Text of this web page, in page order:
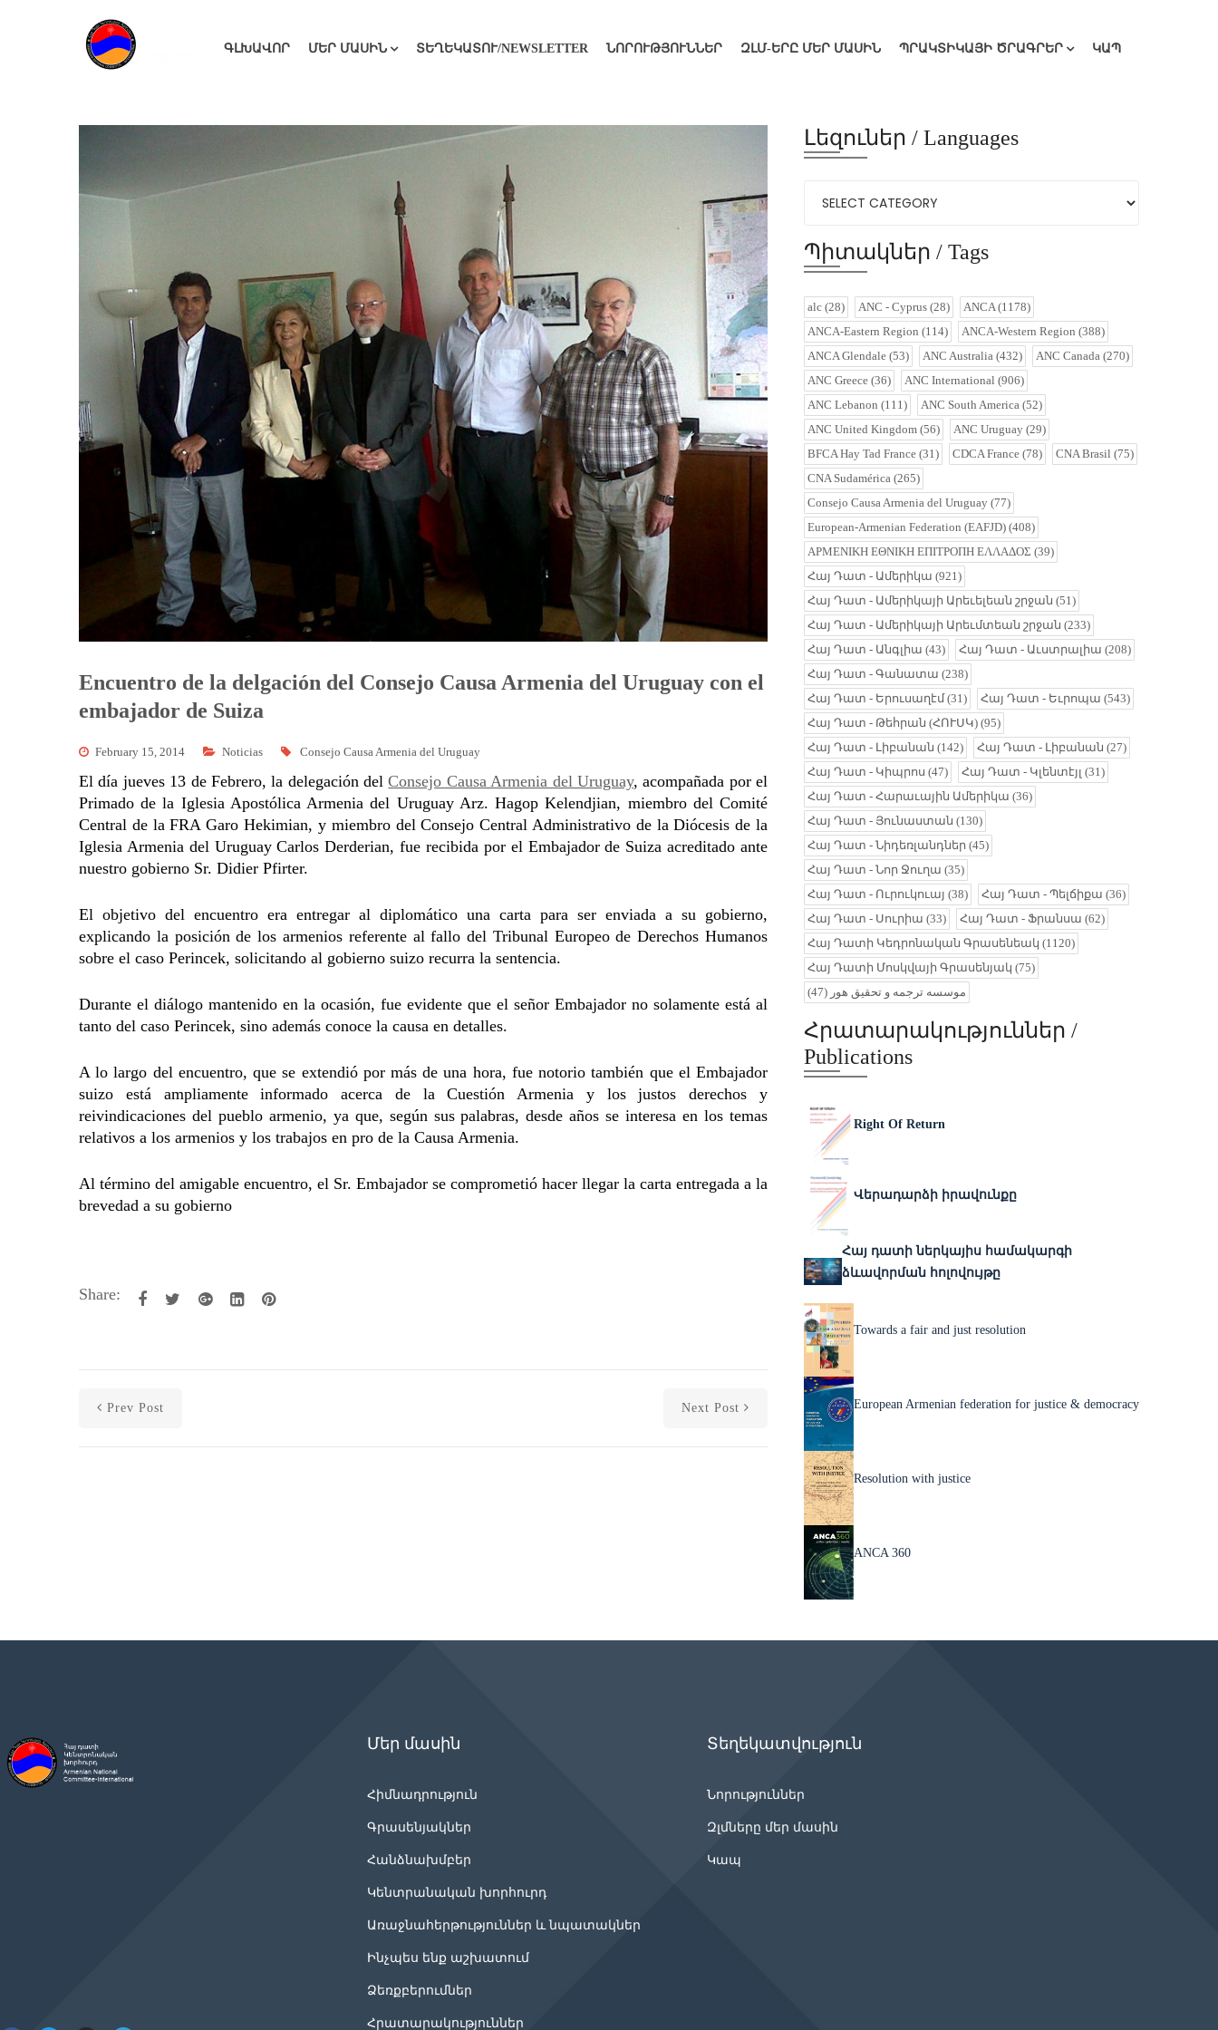
ԳԼԽԱՎՈՐ ՄԵՐ ՄԱՍԻՆ ՏԵՂԵԿԱՏՈՒ/NEWSLETTER ՆՈՐՈՒԹՅՈՒՆՆԵՐ ԶԼՄ-ԵՐԸ ՄԵՐ ՄԱՍԻՆ ՊՐԱԿՏԻԿԱՅԻ ԾՐԱԳՐԵՐ ԿԱՊ
Encuentro de la delgación del Consejo Causa Armenia del Uruguay con el
embajador de Suiza
February 15, 2014 Noticias Consejo Causa Armenia del Uruguay
El día jueves 13 de Febrero, la delegación delConsejo Causa Armenia del Uruguay, acompañada por el
Primado de la Iglesia Apostólica Armenia del Uruguay Arz. Hagop Kelendjian, miembro del Comité
Central de la FRA Garo Hekimian, y miembro del Consejo Central Administrativo de la Diócesis de la
Iglesia Armenia del Uruguay Carlos Derderian,fue recibida por el Embajador de Suiza acreditado ante
nuestro gobierno Sr. Didier Pfirter.
El objetivo del encuentro era entregar al diplomático una carta para ser enviada a su gobierno,
explicando la posición de los armenios referente al fallo del Tribunal Europeo de Derechos Humanos
sobre el caso Perincek, solicitando al gobierno suizo recurra la sentencia.
Durante el diálogo mantenido en la ocasión, fue evidente que el señor Embajador no solamente está al
tanto del caso Perincek, sino además conoce la causa en detalles.
A lo largo del encuentro, que se extendió por más de una hora, fue notorio también que el Embajador
suizo está ampliamente informado acerca de la Cuestión Armenia y los justos derechos y
reivindicaciones del pueblo armenio, ya que, según sus palabras, desde años se interesa en los temas
relativos a los armenios y los trabajos en pro de la Causa Armenia.
Al término del amigable encuentro, el Sr. Embajador se comprometió hacer llegar la carta entregada a la
brevedad a su gobierno
Share:
Prev Post Next Post
Լեզուներ / Languages
Պիտակներ / Tags
alc (28) ANC - Cyprus (28) ANCA(1178)
ANCA-Eastern Region (114) ANCA-Western Region (388)
ANCA Glendale (53) ANC Australia (432) ANC Canada (270)
ANC Greece (36) ANC International (906)
ANC Lebanon (111) ANC South America (52)
ANC United Kingdom (56) ANC Uruguay (29)
BFCA Hay Tad France (31) CDCA France (78) CNA Brasil (75)
CNA Sudamérica (265)
Consejo Causa Armenia del Uruguay (77)
European-Armenian Federation (EAFJD) (408)
ΑΡΜΕΝΙΚΗ ΕΘΝΙΚΗ ΕΠΙΤΡΟΠΗ ΕΛΛΑΔΟΣ (39)
Հայ Դատ - Ամերիկա (921)
Հայ Դատ - Ամերիկայի Արեւելեան շրջան (51)
Հայ Դատ - Ամերիկայի Արեւմտեան շրջան (233)
Հայ Դատ - Անգլիա (43) Հայ Դատ - Աւստրալիա (208)
Հայ Դատ - Գանատա (238)
Հայ Դատ - Երուսաղէմ(31) Հայ Դատ - Եւրոպա (543)
Հայ Դատ - Թեհրան (ՀՈՒՍԿ) (95)
Հայ Դատ - Լիբանան (142) Հայ Դատ - Լիբանան (27)
Հայ Դատ - Կիպրոս (47) Հայ Դատ - Կլենտէյլ (31)
Հայ Դատ - Հարաւային Ամերիկա (36)
Հայ Դատ - Յունաստան (130)
Հայ Դատ - Նիդեռլանդներ (45)
Հայ Դատ - Նոր Ջուղա (35)
Հայ Դատ - Ուրուկուայ (38) Հայ Դատ - Պելճիքա (36)
Հայ Դատ - Սուրիա (33) Հայ Դատ - Ֆրանսա (62)
Հայ Դատի Կեդրոնական Գրասենեակ (1120)
Հայ Դատի Մոսկվայի Գրասենյակ (75)
موسسه ترجمه و تحقیق هور (47)
Հրատարակություններ /
Publications
Right Of Return
Վերադարձի իրավունքը
Հայ դատի ներկայիս համակարգի
ձևավորման հոլովույթը
Towards a fair and just resolution
European Armenian federation for justice & democracy
Resolution with justice
ANCA 360
Մեր մասին
Հիմնադրություն
Գրասենյակներ
Հանձնախմբեր
Կենտրանական խորհուրդ
Առաջնահերթություններ և նպատակներ
Ինչպես ենք աշխատում
Ձեռքբերումներ
Հրատարակություններ
Տեղեկատվություն
Նորություններ
Զլմները մեր մասին
Կապ